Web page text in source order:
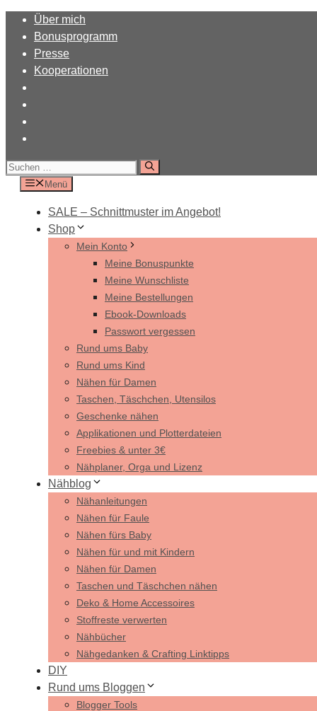
Zum
Inhalt
springen
Über mich
Bonusprogramm
Presse
Kooperationen
Suchen
nach:
Menü
SALE – Schnittmuster im Angebot!
Shop
Mein Konto
Meine Bonuspunkte
Meine Wunschliste
Meine Bestellungen
Ebook-Downloads
Passwort vergessen
Rund ums Baby
Rund ums Kind
Nähen für Damen
Taschen, Täschchen, Utensilos
Geschenke nähen
Applikationen und Plotterdateien
Freebies & unter 3€
Nähplaner, Orga und Lizenz
Nähblog
Nähanleitungen
Nähen für Faule
Nähen fürs Baby
Nähen für und mit Kindern
Nähen für Damen
Taschen und Täschchen nähen
Deko & Home Accessoires
Stoffreste verwerten
Nähbücher
Nähgedanken & Crafting Linktipps
DIY
Rund ums Bloggen
Blogger Tools